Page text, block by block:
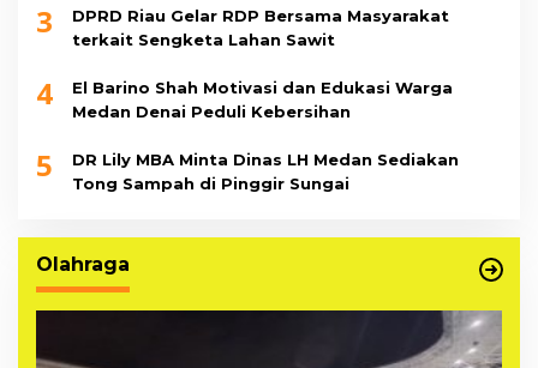
3
DPRD Riau Gelar RDP Bersama Masyarakat
terkait Sengketa Lahan Sawit
4
El Barino Shah Motivasi dan Edukasi Warga
Medan Denai Peduli Kebersihan
5
DR Lily MBA Minta Dinas LH Medan Sediakan
Tong Sampah di Pinggir Sungai
Olahraga